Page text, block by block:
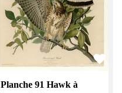
Planche 91 Hawk à